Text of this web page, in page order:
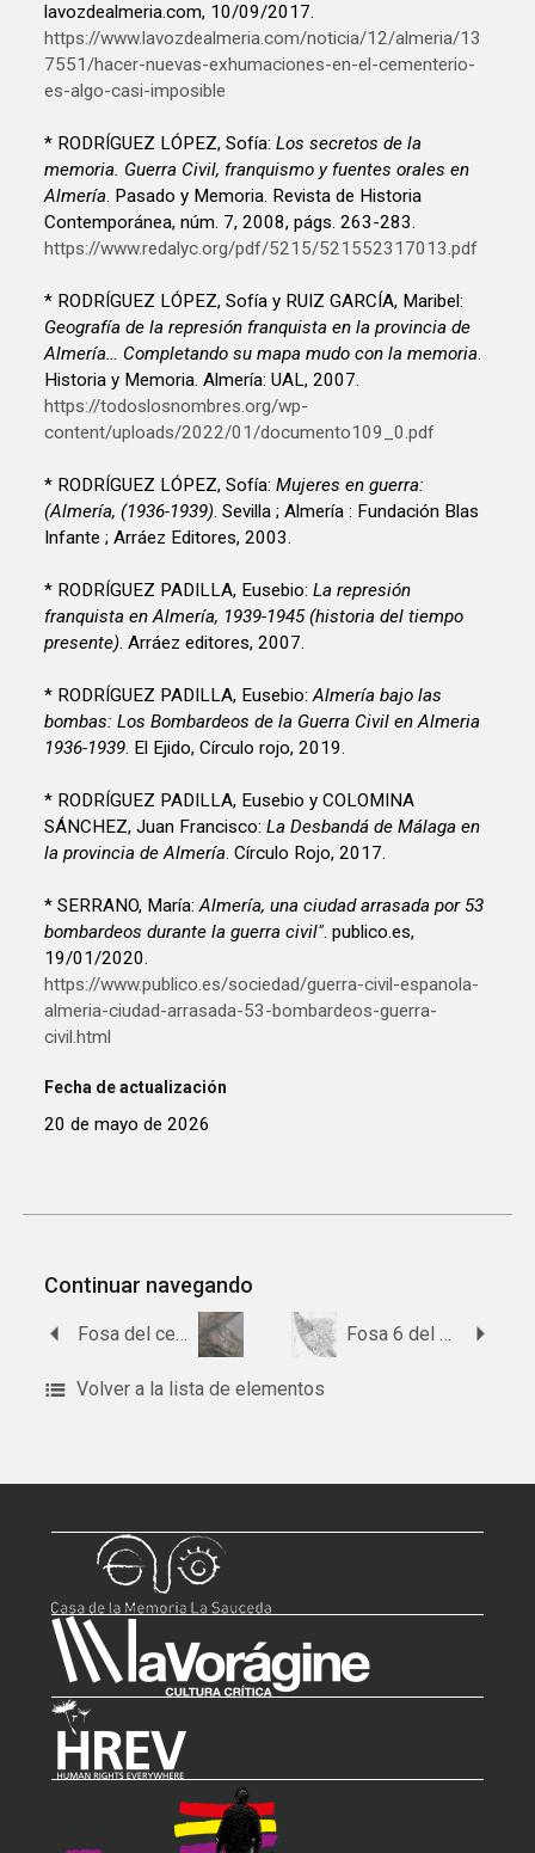
lavozdealmeria.com, 10/09/2017.
https://www.lavozdealmeria.com/noticia/12/almeria/13
7551/hacer-nuevas-exhumaciones-en-el-cementerio-
es-algo-casi-imposible
* RODRÍGUEZ LÓPEZ, Sofía:Los secretos de la
memoria. Guerra Civil, franquismo y fuentes orales en
Almería. Pasado y Memoria. Revista de Historia
Contemporánea, núm. 7, 2008, págs. 263-283.
https://www.redalyc.org/pdf/5215/521552317013.pdf
* RODRÍGUEZ LÓPEZ, Sofía y RUIZ GARCÍA, Maribel:
Geografía de la represión franquista en la provincia de
Almería… Completando su mapa mudo con la memoria.
Historia y Memoria. Almería: UAL, 2007.
https://todoslosnombres.org/wp-
content/uploads/2022/01/documento109_0.pdf
* RODRÍGUEZ LÓPEZ, Sofía:Mujeres en guerra:
(Almería, (1936-1939). Sevilla ; Almería : Fundación Blas
Infante ; Arráez Editores, 2003.
* RODRÍGUEZ PADILLA, Eusebio:La represión
franquista en Almería, 1939-1945 (historia del tiempo
presente). Arráez editores, 2007.
* RODRÍGUEZ PADILLA, Eusebio:Almería bajo las
bombas: Los Bombardeos de la Guerra Civil en Almeria
1936-1939. El Ejido, Círculo rojo, 2019.
* RODRÍGUEZ PADILLA, Eusebio y COLOMINA
SÁNCHEZ, Juan Francisco:La Desbandá de Málaga en
la provincia de Almería. Círculo Rojo, 2017.
* SERRANO, María:Almería, una ciudad arrasada por 53
bombardeos durante la guerra civil". publico.es,
19/01/2020.
https://www.publico.es/sociedad/guerra-civil-espanola-
almeria-ciudad-arrasada-53-bombardeos-guerra-
civil.html
Fecha de actualización
20 de mayo de 2026
Continuar navegando
Volver a la lista de elementos